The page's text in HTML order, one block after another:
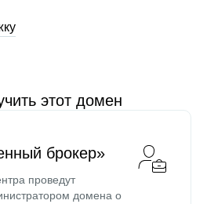
этот домен
брокер»
проведут
домена о